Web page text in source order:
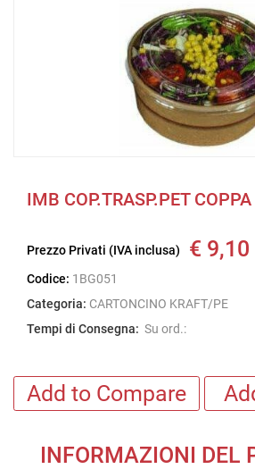
IMB COP.TRASP.PET
Prezzo Privati (IVA inclusa) € 9,10
Codice: 1BG051
Categoria: CARTONCINO KRAFT/PE
Tempi di Consegna: Su ord.:
Add to Compare
INFORMAZIONI DEL